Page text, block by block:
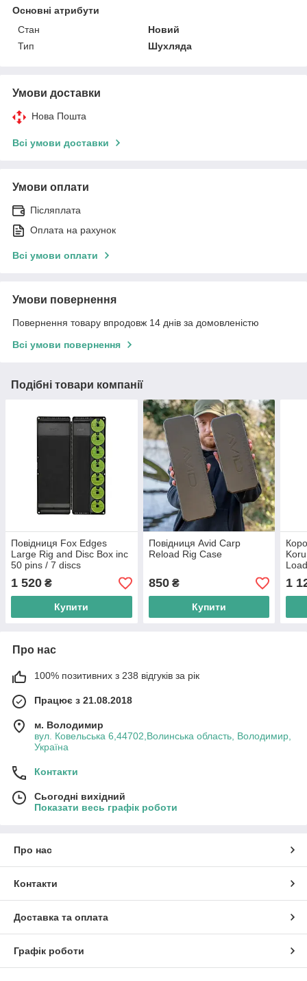
Основні атрибути
Стан
Новий
Тип
Шухляда
Умови доставки
Нова Пошта
Всі умови доставки
Умови оплати
Післяплата
Оплата на рахунок
Всі умови оплати
Умови повернення
Повернення товару впродовж 14 днів за домовленістю
Всі умови повернення
Подібні товари компанії
Повідниця Fox Edges
Large Rig and Disc Box inc
50 pins / 7 discs
1 520 ₴
Купити
Повідниця Avid Carp
Reload Rig Case
850₴
Купити
1
Про нас
100% позитивних з 238 відгуків за рік
Працює з 21.08.2018
м. Володимир
вул. Ковельська 6,44702,Волинська область, Володимир,
Україна
Контакти
Сьогодні вихідний
Показати весь графік роботи
Про нас
Контакти
Доставка та оплата
Графік роботи